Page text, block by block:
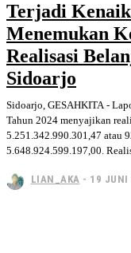
Terjadi
Menemukan
Realisasi
Sidoarjo
Sidoarjo, GESAHKITA -
Tahun 2024 menyajikan
5.251.342.990.301,47 atau
LIAN_AKA - 19 JUNI